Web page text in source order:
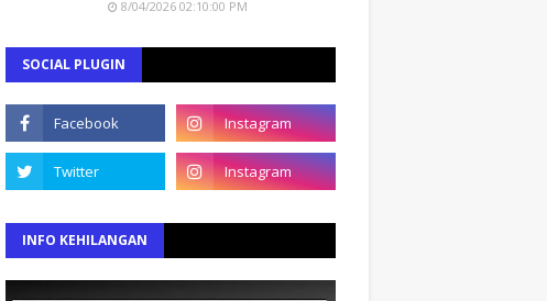
8/04/2026 02:10:00 PM
SOCIAL PLUGIN
INFO KEHILANGAN